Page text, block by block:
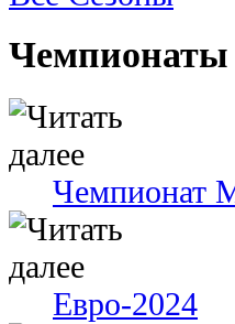
Чемпионаты
Чемпионат
Евро-2024